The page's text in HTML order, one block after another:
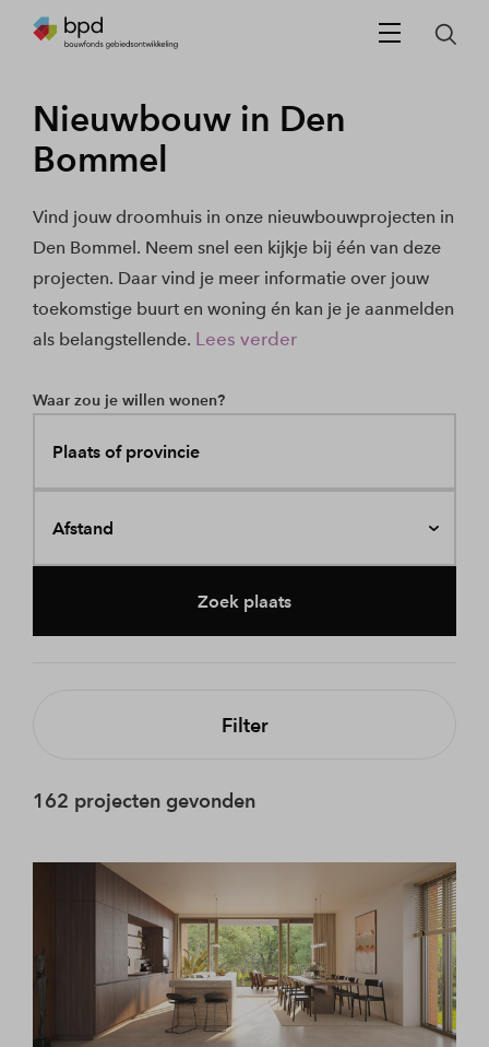
Nieuwbouw in Den
Bommel
Vind jouw droomhuis in onze nieuwbouwprojecten in
Den Bommel. Neem snel een kijkje bij één van deze
projecten. Daar vind je meer informatie over jouw
toekomstige buurt en woning én kan je je aanmelden
als belangstellende. Lees verder
Waar zou je willen wonen?
Plaats of provincie
Afstand
Zoek plaats
Filter
162 projecten gevonden